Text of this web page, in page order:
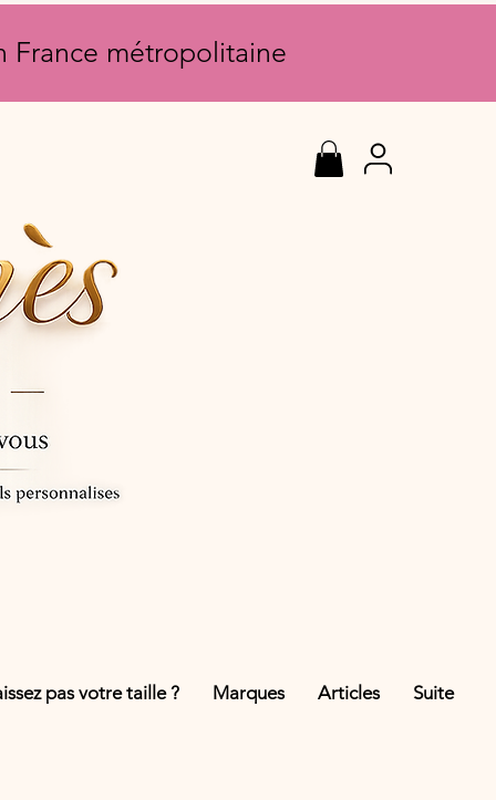
France métropolitaine
pas votre taille ? Marques Articles Suite